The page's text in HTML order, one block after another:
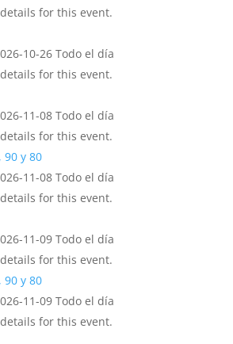
for this event.
10-26 Todo el día
for this event.
11-08 Todo el día
for this event.
90 y 80
11-08 Todo el día
for this event.
11-09 Todo el día
for this event.
90 y 80
11-09 Todo el día
for this event.